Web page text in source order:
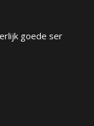
goede ser